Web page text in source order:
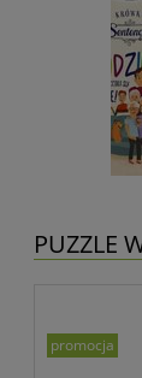
PUZZLE
promocja